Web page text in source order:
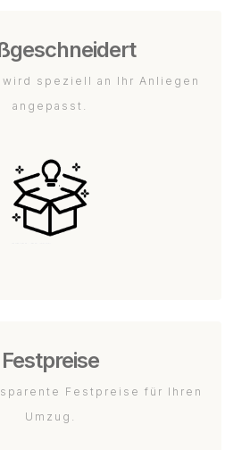
speziell an Ihr Anliegen
angepasst.
Festpreise
Festpreise für Ihren
Umzug.